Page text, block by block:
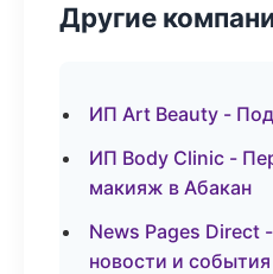
Другие
ИП Art Beauty -
ИП Body Clinic -
макияж в Абакан
News Pages Direct
новости и